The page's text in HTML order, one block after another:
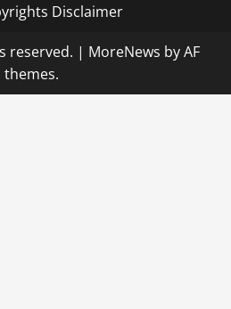
Disclaimer
reserved. | MoreNews by AF
themes.